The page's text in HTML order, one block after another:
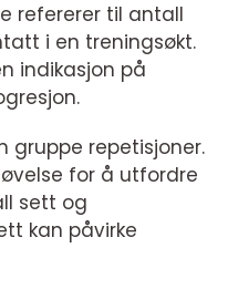
refererer til antall
i en treningsøkt.
indikasjon på
gruppe repetisjoner.
for å utfordre
sett og
kan påvirke